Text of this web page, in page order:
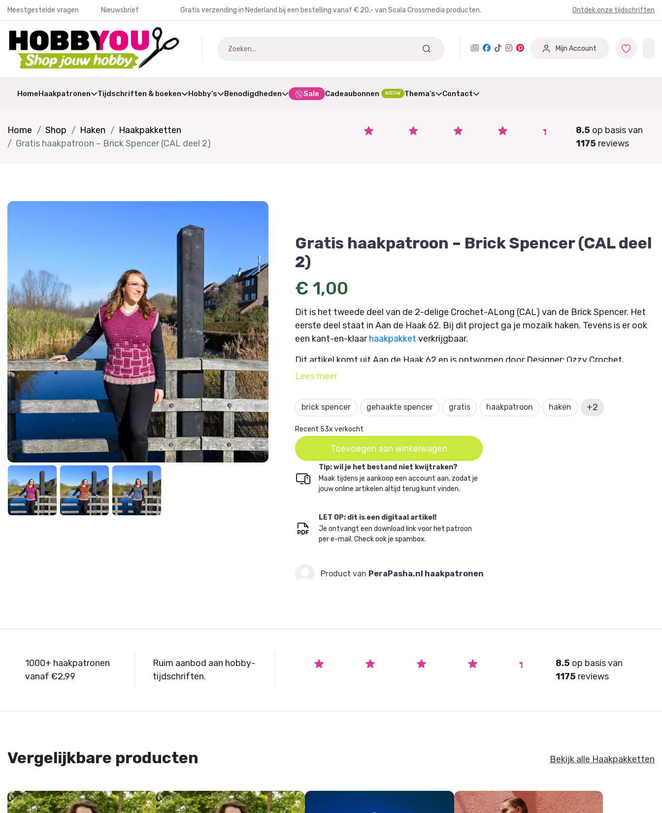
Meestgestelde vragen Nieuwsbrief Gratis verzending in Nederland bij een bestelling vanaf € 20,- van Scala Crossmedia producten. Ontdek onze tijdschriften
Mijn Account
HomeHaakpatronen Tijdschriften & boeken Hobby’s Benodigdheden Sale Cadeaubonnen NIEUW Thema’s Contact
Home Shop Haken
Haakpakketten
Gratis haakpatroon – Brick Spencer (CAL deel 2)
8.5op basis van
1175reviews
Gratis haakpatroon – Brick Spencer (CAL deel
2)
€ 1,00
Dit is het tweede deel van de 2-delige Crochet-ALong (CAL) van de Brick Spencer. Het
eerste deel staat in Aan de Haak 62. Bij dit project ga je mozaïk haken. Tevens is er ook
een kant-en-klaarhaakpakket verkrijgbaar.
Dit artikel komt uit Aan de Haak 62 en is ontworpen door Designer: Ozzy Crochet,
@ozzycrochet.
Lees meer
brick spencer gehaakte spencer gratis haakpatroon haken +2
Recent 53x verkocht
Toevoegen aan winkelwagen
Tip: wil je het bestand niet kwijtraken?
Maak tijdens je aankoop een account aan, zodat je
jouw online artikelen altijd terug kunt vinden.
LET OP: dit is een digitaal artikel!
Je ontvangt een download link voor het patroon
per e-mail. Check ook je spambox.
Product van PeraPasha.nl haakpatronen
1000+ haakpatronen
vanaf €2,99
Ruim aanbod aan hobby-
tijdschriften.
8.5op basis van
1175reviews
Vergelijkbare producten Bekijk alle Haakpakketten